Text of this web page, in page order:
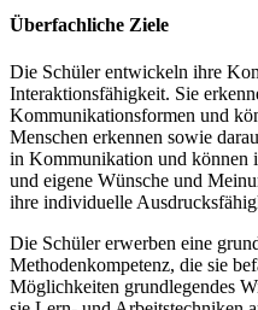
Überfachliche Ziele
Die Schüler entwickeln ihre
Interaktionsfähigkeit. Sie
Kommunikationsformen und
Menschen erkennen sowie
in Kommunikation und können
und eigene Wünsche und
ihre individuelle
Die Schüler erwerben eine
Methodenkompetenz, die sie
Möglichkeiten grundlegendes